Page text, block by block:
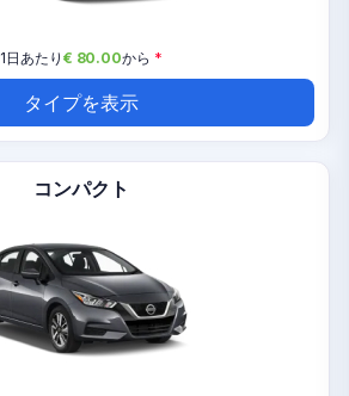
1日あたり € 80.00から *
タイプを表示
コンパクト